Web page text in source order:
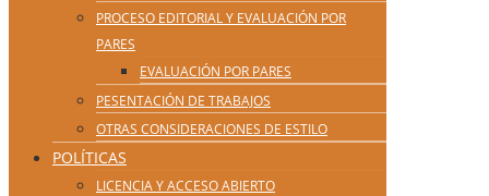
PROCESO EDITORIAL Y EVALUACIÓN POR
PARES
EVALUACIÓN POR PARES
PESENTACIÓN DE TRABAJOS
OTRAS CONSIDERACIONES DE ESTILO
POLÍTICAS
LICENCIA Y ACCESO ABIERTO